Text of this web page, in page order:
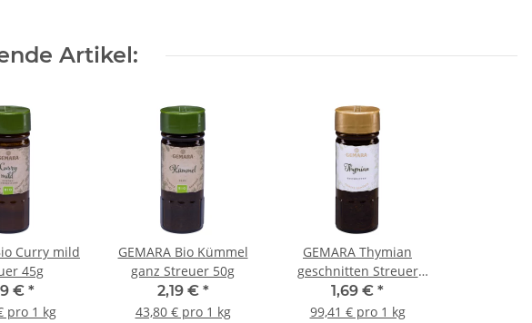
Artikel:
Curry mild
45g
€ *
pro 1 kg
GEMARA Bio Kümmel
ganz Streuer 50g
2,19 € *
43,80 € pro 1 kg
GEMARA Thymian
geschnitten Streuer
17g
1,69 € *
99,41 € pro 1 kg